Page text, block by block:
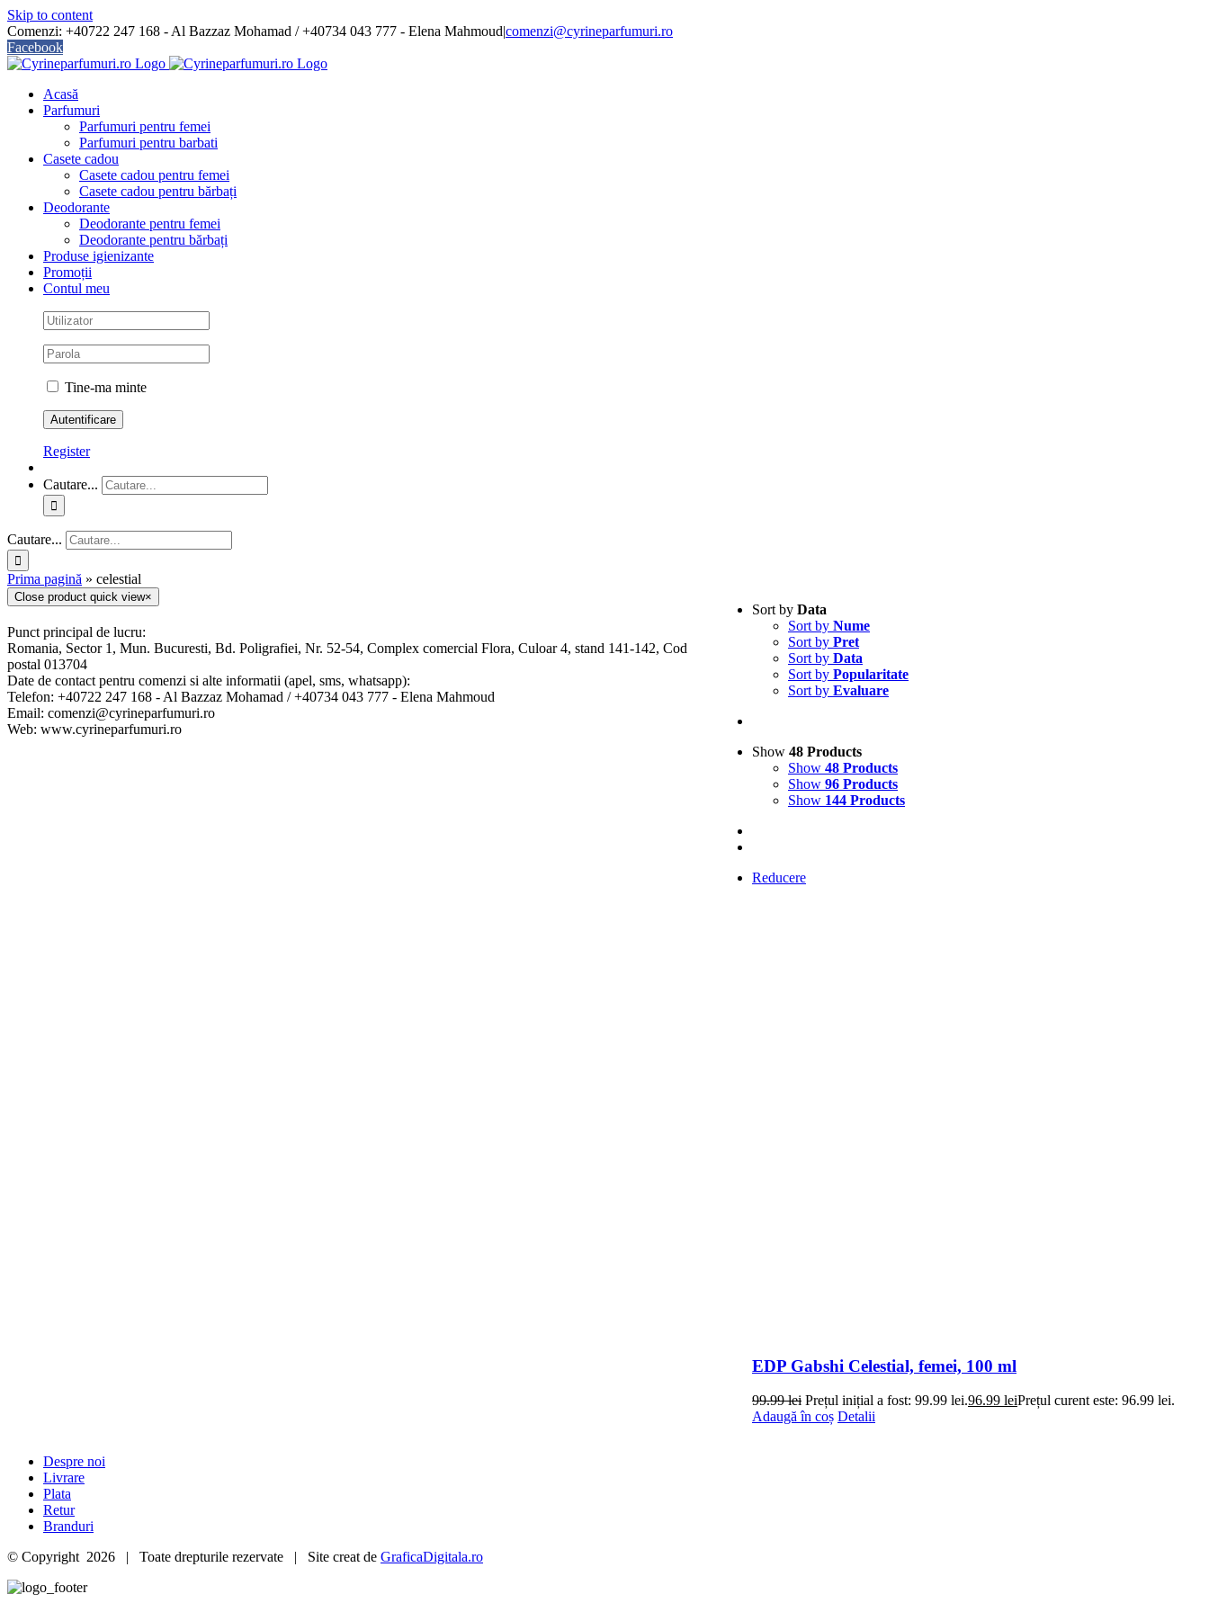
Skip to content
Comenzi: +40722 247 168 - Al Bazzaz Mohamad / +40734 043 777 - Elena Mahmoud|comenzi@cyrineparfumuri.ro
Facebook
Acasă
Parfumuri
Parfumuri pentru femei
Parfumuri pentru barbati
Casete cadou
Casete cadou pentru femei
Casete cadou pentru bărbați
Deodorante
Deodorante pentru femei
Deodorante pentru bărbați
Produse igienizante
Promoții
Contul meu
Tine-ma minte
Register
Cautare...
Cautare...
Prima pagină » celestial
Sort by Data
Sort by Nume
Sort by Pret
Sort by Data
Sort by Popularitate
Sort by Evaluare
Show 48 Products
Show 48 Products
Show 96 Products
Show 144 Products
Reducere
EDP Gabshi Celestial, femei, 100 ml
99.99lei Prețul inițial a fost: 99.99 lei.96.99 leiPrețul curent este: 96.99 lei.
Adaugă în coș Detalii
Close product quick view×
Punct principal de lucru:
Romania, Sector 1, Mun. Bucuresti, Bd. Poligrafiei, Nr. 52-54, Complex comercial Flora, Culoar 4, stand 141-142, Cod
postal 013704
Date de contact pentru comenzi si alte informatii (apel, sms, whatsapp):
Telefon: +40722 247 168 - Al Bazzaz Mohamad / +40734 043 777 - Elena Mahmoud
Email: comenzi@cyrineparfumuri.ro
Web: www.cyrineparfumuri.ro
Despre noi
Livrare
Plata
Retur
Branduri
© Copyright 2026 | Toate drepturile rezervate | Site creat de GraficaDigitala.ro